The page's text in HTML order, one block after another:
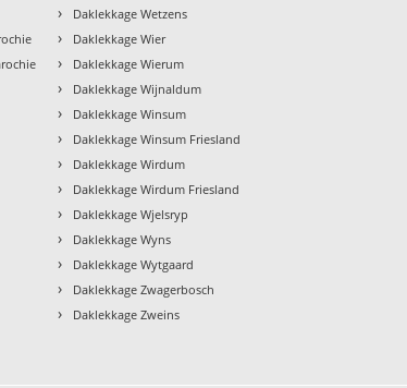
› Daklekkage Wetzens
› Daklekkage Wier
› Daklekkage Wierum
› Daklekkage Wijnaldum
› Daklekkage Winsum
› Daklekkage Winsum Friesland
› Daklekkage Wirdum
› Daklekkage Wirdum Friesland
› Daklekkage Wjelsryp
› Daklekkage Wyns
› Daklekkage Wytgaard
› Daklekkage Zwagerbosch
› Daklekkage Zweins